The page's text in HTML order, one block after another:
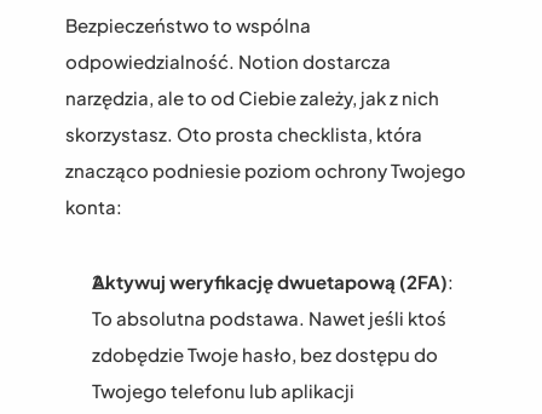
Bezpieczeństwo to wspólna
odpowiedzialność. Notion dostarcza
narzędzia, ale to od Ciebie zależy, jak z nich
skorzystasz. Oto prosta checklista, która
znacząco podniesie poziom ochrony Twojego
konta:
Aktywuj weryfikację dwuetapową (2FA):
To absolutna podstawa. Nawet jeśli ktoś
zdobędzie Twoje hasło, bez dostępu do
Twojego telefonu lub aplikacji